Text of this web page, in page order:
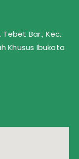
Tebet Bar., Kec.
Khusus Ibukota